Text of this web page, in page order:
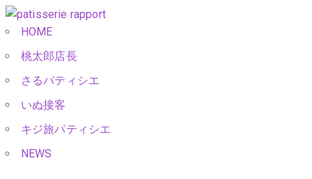
HOME
桃太郎店長
さるパティシエ
いぬ接客
キジ旅パティシエ
NEWS